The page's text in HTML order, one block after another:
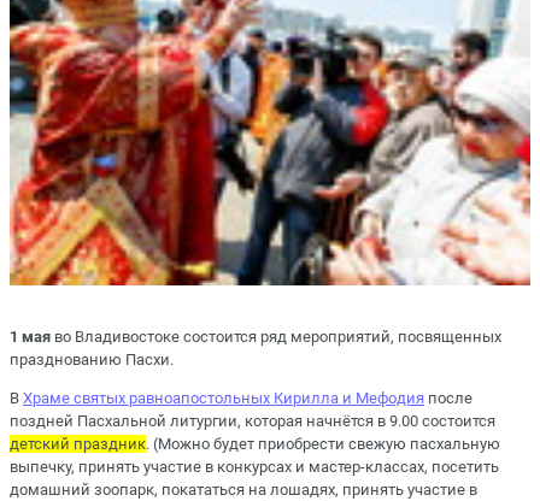
1 мая во Владивостоке состоится ряд мероприятий, посвященных
празднованию Пасхи.
В Храме святых равноапостольных Кирилла и Мефодия после
поздней Пасхальной литургии, которая начнётся в 9.00 состоится
детский праздник. (Можно будет приобрести свежую пасхальную
выпечку, принять участие в конкурсах и мастер-классах, посетить
домашний зоопарк, покататься на лошадях, принять участие в